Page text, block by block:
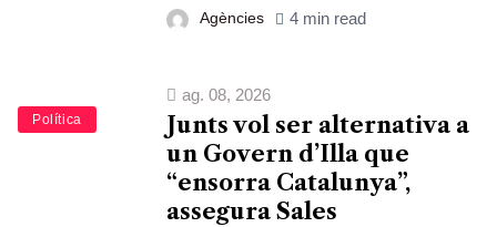
Agències 4 min read
Política
ag. 08, 2026
Junts vol ser alternativa a
un Govern d’Illa que
“ensorra Catalunya”,
assegura Sales